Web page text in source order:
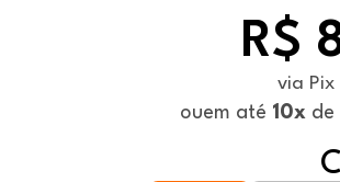
R$
via Pix
ouem até 10x de